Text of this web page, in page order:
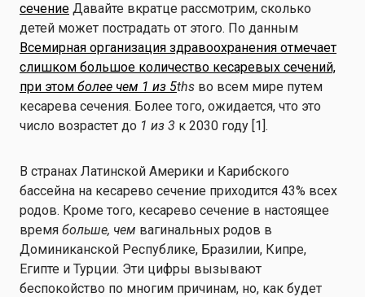
сечение Давайте вкратце рассмотрим, сколько
детей может пострадать от этого. По данным
Всемирная организация здравоохранения отмечает
слишком большое количество кесаревых сечений,
при этом более чем 1 из 5ths во всем мире путем
кесарева сечения. Более того, ожидается, что это
число возрастет до 1 из 3 к 2030 году [1].
В странах Латинской Америки и Карибского
бассейна на кесарево сечение приходится 43% всех
родов. Кроме того, кесарево сечение в настоящее
время больше, чем вагинальных родов в
Доминиканской Республике, Бразилии, Кипре,
Египте и Турции. Эти цифры вызывают
беспокойство по многим причинам, но, как будет